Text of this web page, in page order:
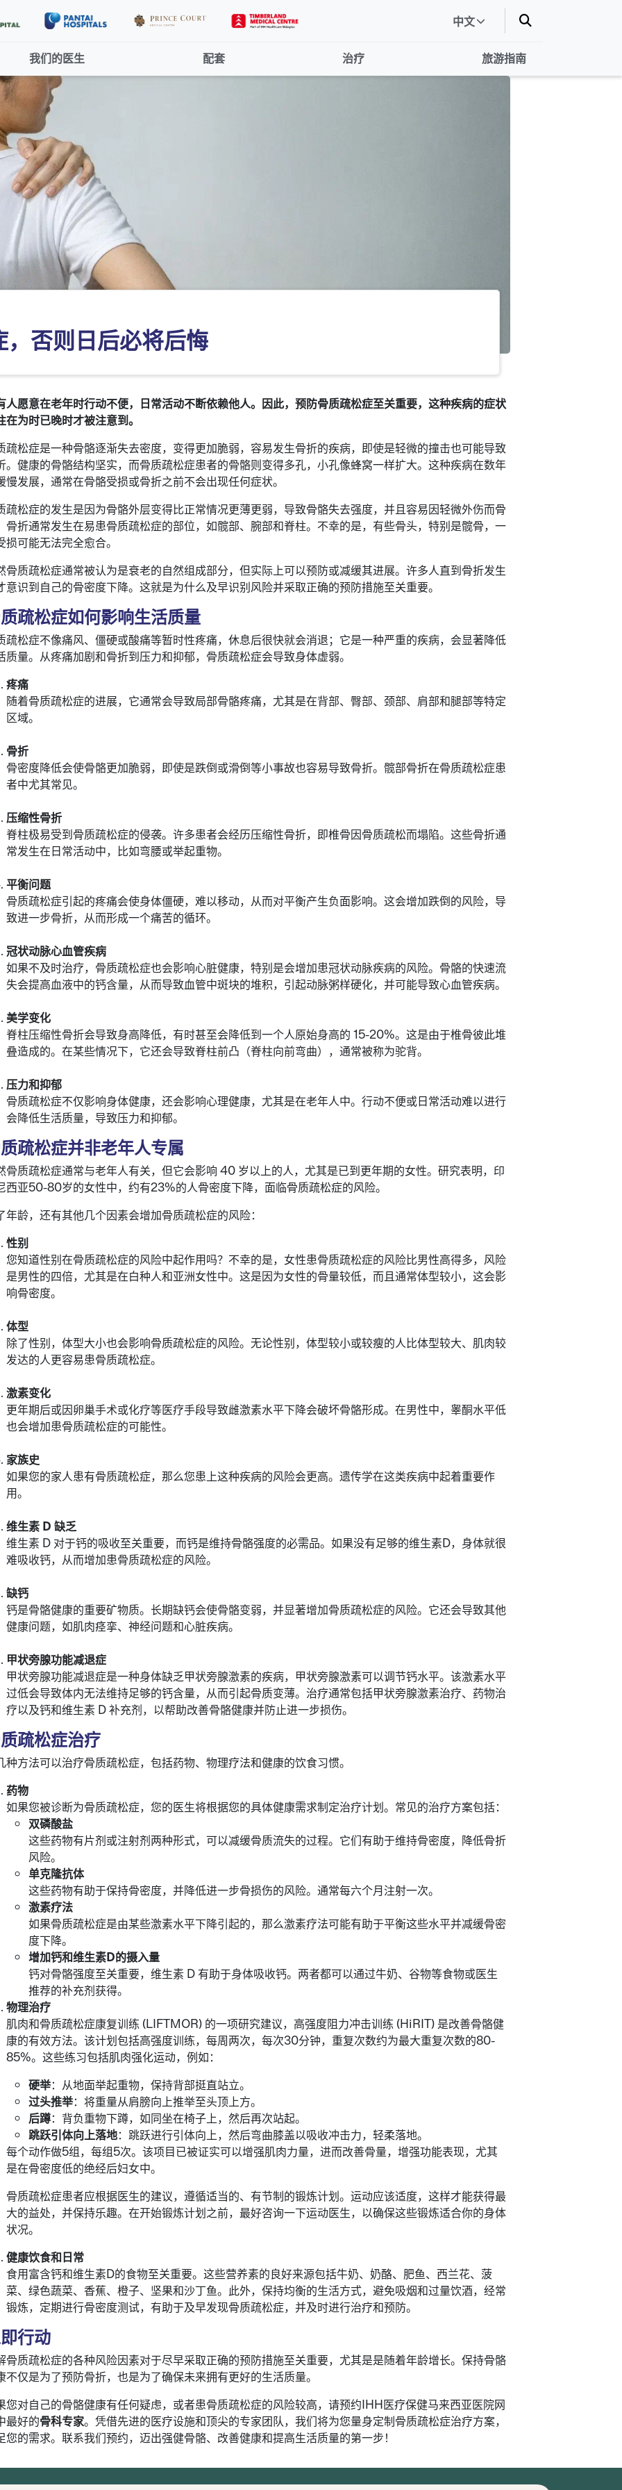
中文
我们的医生 配套 治疗 旅游指南
否则日后必将后悔
人愿意在老年时行动不便，日常活动不断依赖他人。因此，预防骨质疏松症至关重要，这种疾病的症状
在为时已晚时才被注意到。
疏松症是一种骨骼逐渐失去密度，变得更加脆弱，容易发生骨折的疾病，即使是轻微的撞击也可能导致
。健康的骨骼结构坚实，而骨质疏松症患者的骨骼则变得多孔，小孔像蜂窝一样扩大。这种疾病在数年
慢发展，通常在骨骼受损或骨折之前不会出现任何症状。
疏松症的发生是因为骨骼外层变得比正常情况更薄更弱，导致骨骼失去强度，并且容易因轻微外伤而骨
骨折通常发生在易患骨质疏松症的部位，如髋部、腕部和脊柱。不幸的是，有些骨头，特别是髋骨，一
损可能无法完全愈合。
骨质疏松症通常被认为是衰老的自然组成部分，但实际上可以预防或减缓其进展。许多人直到骨折发生
意识到自己的骨密度下降。这就是为什么及早识别风险并采取正确的预防措施至关重要。
疏松症如何影响生活质量
疏松症不像痛风、僵硬或酸痛等暂时性疼痛，休息后很快就会消退；它是一种严重的疾病，会显著降低
质量。从疼痛加剧和骨折到压力和抑郁，骨质疏松症会导致身体虚弱。
疼痛
随着骨质疏松症的进展，它通常会导致局部骨骼疼痛，尤其是在背部、臀部、颈部、肩部和腿部等特定
区域。
骨折
骨密度降低会使骨骼更加脆弱，即使是跌倒或滑倒等小事故也容易导致骨折。髋部骨折在骨质疏松症患
者中尤其常见。
压缩性骨折
脊柱极易受到骨质疏松症的侵袭。许多患者会经历压缩性骨折，即椎骨因骨质疏松而塌陷。这些骨折通
常发生在日常活动中，比如弯腰或举起重物。
平衡问题
骨质疏松症引起的疼痛会使身体僵硬，难以移动，从而对平衡产生负面影响。这会增加跌倒的风险，导
致进一步骨折，从而形成一个痛苦的循环。
冠状动脉心血管疾病
如果不及时治疗，骨质疏松症也会影响心脏健康，特别是会增加患冠状动脉疾病的风险。骨骼的快速流
失会提高血液中的钙含量，从而导致血管中斑块的堆积，引起动脉粥样硬化，并可能导致心血管疾病。
美学变化
脊柱压缩性骨折会导致身高降低，有时甚至会降低到一个人原始身高的 15-20%。这是由于椎骨彼此堆
叠造成的。在某些情况下，它还会导致脊柱前凸（脊柱向前弯曲），通常被称为驼背。
压力和抑郁
骨质疏松症不仅影响身体健康，还会影响心理健康，尤其是在老年人中。行动不便或日常活动难以进行
会降低生活质量，导致压力和抑郁。
疏松症并非老年人专属
骨质疏松症通常与老年人有关，但它会影响 40 岁以上的人，尤其是已到更年期的女性。研究表明，印
西亚50-80岁的女性中，约有23%的人骨密度下降，面临骨质疏松症的风险。
年龄，还有其他几个因素会增加骨质疏松症的风险：
性别
您知道性别在骨质疏松症的风险中起作用吗？不幸的是，女性患骨质疏松症的风险比男性高得多，风险
是男性的四倍，尤其是在白种人和亚洲女性中。这是因为女性的骨量较低，而且通常体型较小，这会影
响骨密度。
体型
除了性别，体型大小也会影响骨质疏松症的风险。无论性别，体型较小或较瘦的人比体型较大、肌肉较
发达的人更容易患骨质疏松症。
激素变化
更年期后或因卵巢手术或化疗等医疗手段导致雌激素水平下降会破坏骨骼形成。在男性中，睾酮水平低
也会增加患骨质疏松症的可能性。
家族史
如果您的家人患有骨质疏松症，那么您患上这种疾病的风险会更高。遗传学在这类疾病中起着重要作
用。
维生素D 缺乏
维生素 D 对于钙的吸收至关重要，而钙是维持骨骼强度的必需品。如果没有足够的维生素D，身体就很
难吸收钙，从而增加患骨质疏松症的风险。
缺钙
钙是骨骼健康的重要矿物质。长期缺钙会使骨骼变弱，并显著增加骨质疏松症的风险。它还会导致其他
健康问题，如肌肉痉挛、神经问题和心脏疾病。
甲状旁腺功能减退症
甲状旁腺功能减退症是一种身体缺乏甲状旁腺激素的疾病，甲状旁腺激素可以调节钙水平。该激素水平
过低会导致体内无法维持足够的钙含量，从而引起骨质变薄。治疗通常包括甲状旁腺激素治疗、药物治
疗以及钙和维生素 D 补充剂，以帮助改善骨骼健康并防止进一步损伤。
疏松症治疗
种方法可以治疗骨质疏松症，包括药物、物理疗法和健康的饮食习惯。
药物
如果您被诊断为骨质疏松症，您的医生将根据您的具体健康需求制定治疗计划。常见的治疗方案包括：
双磷酸盐
这些药物有片剂或注射剂两种形式，可以减缓骨质流失的过程。它们有助于维持骨密度，降低骨折
风险。
单克隆抗体
这些药物有助于保持骨密度，并降低进一步骨损伤的风险。通常每六个月注射一次。
激素疗法
如果骨质疏松症是由某些激素水平下降引起的，那么激素疗法可能有助于平衡这些水平并减缓骨密
度下降。
增加钙和维生素D的摄入量
钙对骨骼强度至关重要，维生素 D 有助于身体吸收钙。两者都可以通过牛奶、谷物等食物或医生
推荐的补充剂获得。
物理治疗
肌肉和骨质疏松症康复训练 (LIFTMOR) 的一项研究建议，高强度阻力冲击训练 (HiRIT) 是改善骨骼健
康的有效方法。该计划包括高强度训练，每周两次，每次30分钟，重复次数约为最大重复次数的80-
85%。这些练习包括肌肉强化运动，例如：
硬举：从地面举起重物，保持背部挺直站立。
过头推举：将重量从肩膀向上推举至头顶上方。
后蹲：背负重物下蹲，如同坐在椅子上，然后再次站起。
跳跃引体向上落地：跳跃进行引体向上，然后弯曲膝盖以吸收冲击力，轻柔落地。
每个动作做5组，每组5次。该项目已被证实可以增强肌肉力量，进而改善骨量，增强功能表现，尤其
是在骨密度低的绝经后妇女中。
骨质疏松症患者应根据医生的建议，遵循适当的、有节制的锻炼计划。运动应该适度，这样才能获得最
大的益处，并保持乐趣。在开始锻炼计划之前，最好咨询一下运动医生，以确保这些锻炼适合你的身体
状况。
健康饮食和日常
食用富含钙和维生素D的食物至关重要。这些营养素的良好来源包括牛奶、奶酪、肥鱼、西兰花、菠
菜、绿色蔬菜、香蕉、橙子、坚果和沙丁鱼。此外，保持均衡的生活方式，避免吸烟和过量饮酒，经常
锻炼，定期进行骨密度测试，有助于及早发现骨质疏松症，并及时进行治疗和预防。
行动
骨质疏松症的各种风险因素对于尽早采取正确的预防措施至关重要，尤其是是随着年龄增长。保持骨骼
不仅是为了预防骨折，也是为了确保未来拥有更好的生活质量。
您对自己的骨骼健康有任何疑虑，或者患骨质疏松症的风险较高，请预约IHH医疗保健马来西亚医院网
最好的骨科专家。凭借先进的医疗设施和顶尖的专家团队，我们将为您量身定制骨质疏松症治疗方案，
您的需求。联系我们预约，迈出强健骨骼、改善健康和提高生活质量的第一步！